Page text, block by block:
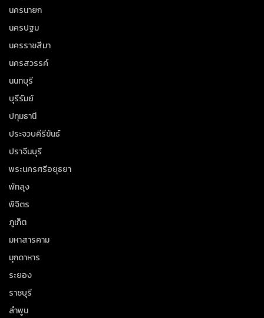
นครนายก
นครปฐม
นครราชสีมา
นครสวรรค์
นนทบุรี
บุรีรัมย์
ปทุมธานี
ประจวบคีรีขันธ์
ปราจีนบุรี
พระนครศรีอยุธยา
พัทลุง
พิจิตร
ภูเก็ต
มหาสารคาม
มุกดาหาร
ระยอง
ราชบุรี
ลำพูน